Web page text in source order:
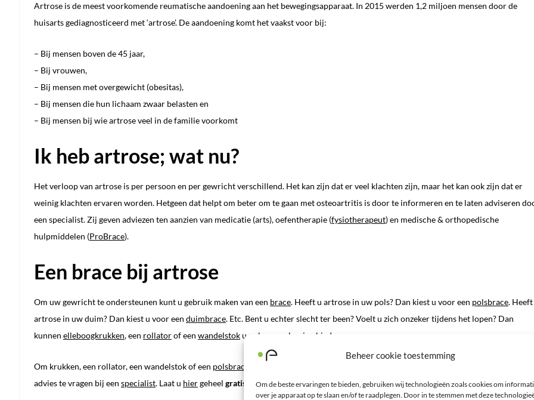
Beheer cookie toestemming
Om de beste ervaringen te bieden, gebruiken wij technologieën zoals cookies om
over je apparaat op te slaan en/of te raadplegen. Door in te stemmen met deze
Artrose is de meest voorkomende reumatische aandoening aan het bewegingsapparaat. In 2015 werden 1,2 miljoen mensen door de
huisarts gediagnosticeerd met ‘artrose’. De aandoening komt het vaakst voor bij:
– Bij mensen boven de 45 jaar,
– Bij vrouwen,
– Bij mensen met overgewicht (obesitas),
– Bij mensen die hun lichaam zwaar belasten en
– Bij mensen bij wie artrose veel in de familie voorkomt
Ik heb artrose; wat nu?
Het verloop van artrose is per persoon en per gewricht verschillend. Het kan zijn dat er veel klachten zijn, maar het kan ook zijn dat er
weinig klachten ervaren worden. Hetgeen dat helpt om beter om te gaan met osteoartritis is door te informeren en te laten adviseren
een specialist. Zij geven adviezen ten aanzien van medicatie (arts), oefentherapie (fysiotherapeut) en medische & orthopedische
hulpmiddelen (ProBrace).
Een brace bij artrose
Om uw gewricht te ondersteunen kunt u gebruik maken van een brace. Heeft u artrose in uw pols? Dan kiest u voor een polsbrace. Heeft
artrose in uw duim? Dan kiest u voor een duimbrace. Etc. Bent u echter slecht ter been? Voelt u zich onzeker tijdens het lopen? Dan
kunnen elleboogkrukken, een rollatorof een wandelstoku ook een oplossing bieden.
Om krukken, een rollator, een wandelstok of een polsbrace
advies te vragen bij een specialist. Laat u hiergeheel gratis informeren en adviseren door een specialist van ProBrace.